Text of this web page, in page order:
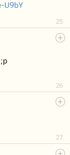
25
U9bY
26
27